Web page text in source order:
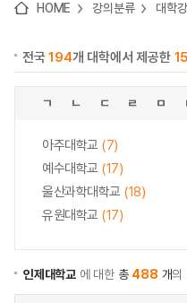
HOME 강의분류 대학
전국194개 대학에서 제공한
ㄱ ㄴ ㄷ ㄹ ㅁ
아주대학교 (7)
예수대학교 (17)
울산과학대학교 (18)
유원대학교 (17)
인제대학교 에 대한 총 488 개의